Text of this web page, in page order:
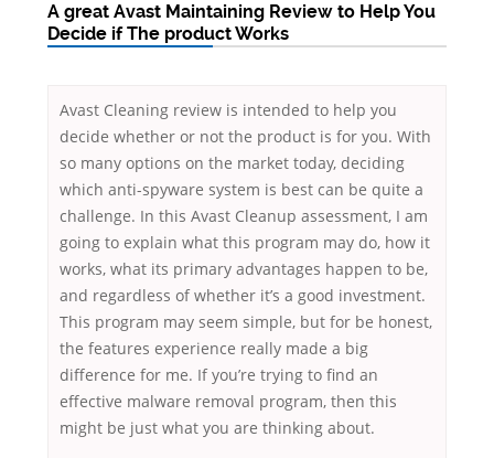
A great Avast Maintaining Review to Help You
Decide if The product Works
Avast Cleaning review is intended to help you
decide whether or not the product is for you. With
so many options on the market today, deciding
which anti-spyware system is best can be quite a
challenge. In this Avast Cleanup assessment, I am
going to explain what this program may do, how it
works, what its primary advantages happen to be,
and regardless of whether it’s a good investment.
This program may seem simple, but for be honest,
the features experience really made a big
difference for me. If you’re trying to find an
effective malware removal program, then this
might be just what you are thinking about.